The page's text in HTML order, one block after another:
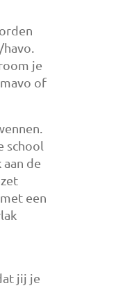
havo.
je
of
school
de
een
jij je